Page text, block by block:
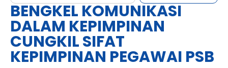
BENGKEL KOMUNIKASI
DALAM KEPIMPINAN
CUNGKIL SIFAT
KEPIMPINAN PEGAWAI PSB